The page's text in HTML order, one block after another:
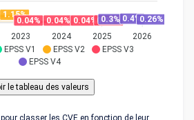
EPSS V1 EPSS V2
EPSS V3
EPSS V4
1.15%
0.04% 0.04% 0.04% 0.06%
0.3% 0.4%0.26%
2023 2024 2025 2026
classer les CVE en fonction de leur